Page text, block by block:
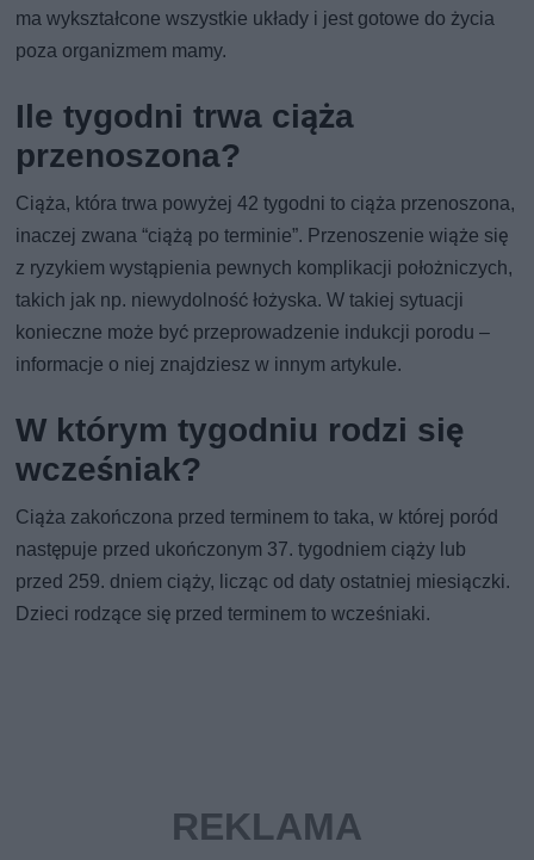
ma wykształcone wszystkie układy i jest gotowe do życia
poza organizmem mamy.
Ile tygodni trwa ciąża
przenoszona?
Ciąża, która trwa powyżej 42 tygodni to ciąża przenoszona,
inaczej zwana “ciążą po terminie”. Przenoszenie wiąże się
z ryzykiem wystąpienia pewnych komplikacji położniczych,
takich jak np. niewydolność łożyska. W takiej sytuacji
konieczne może być przeprowadzenie indukcji porodu –
informacje o niej znajdziesz w innym artykule.
W którym tygodniu rodzi się
wcześniak?
Ciąża zakończona przed terminem to taka, w której poród
następuje przed ukończonym 37. tygodniem ciąży lub
przed 259. dniem ciąży, licząc od daty ostatniej miesiączki.
Dzieci rodzące się przed terminem to wcześniaki.